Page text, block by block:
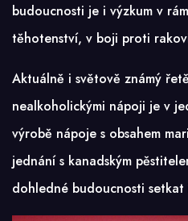
budoucnosti je i výzkum v
těhotenství, v boji proti
Aktuálně i světově známý
nealkoholickými nápoji je v
výrobě nápoje s obsahem
jednání s kanadským
dohledné budoucnosti